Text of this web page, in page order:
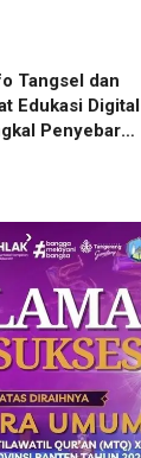
Tangsel dan
Edukasi Digital
Penyebaran